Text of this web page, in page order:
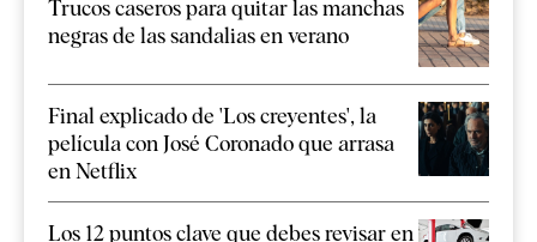
Trucos caseros para quitar las manchas
negras de las sandalias en verano
Final explicado de 'Los creyentes', la
película con José Coronado que arrasa
en Netflix
Los 12 puntos clave que debes revisar en